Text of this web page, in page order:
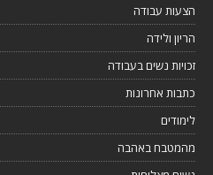
הצעות עבודה
הריון ולידה
זכויות נשים בעבודה
כתבות אחרונות
לימודים
מהמטבח באהבה